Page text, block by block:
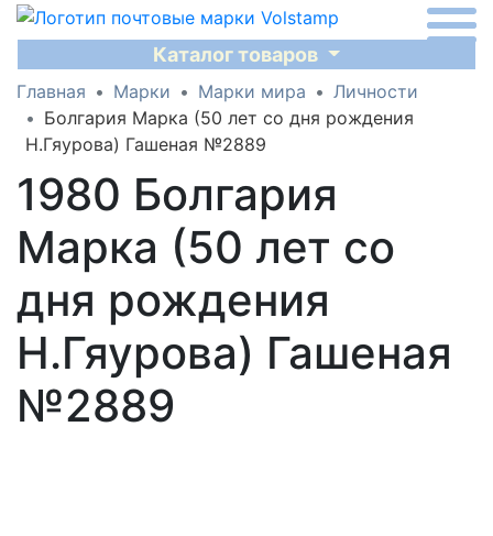
Каталог товаров
Главная Марки Марки мира
Личности
Болгария Марка (50 лет со дня рождения
Н.Гяурова) Гашеная №2889
1980 Болгария
Марка (50 лет со
дня рождения
Н.Гяурова) Гашеная
№2889